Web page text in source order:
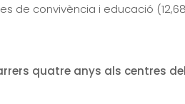
de convivència i educació
quatre anys als centres